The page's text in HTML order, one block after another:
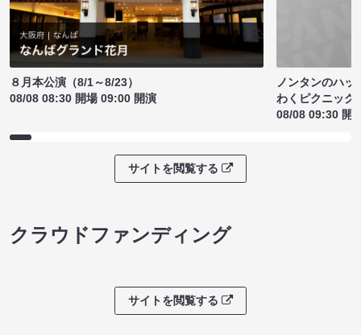
８月本公演（8/1～8/23）
08/08 08:30 開場 09:00 開演
ノンタンのハッ
わくピクニック
08/08 09:30 開
サイトを閲覧する
クラウドファンディング
サイトを閲覧する